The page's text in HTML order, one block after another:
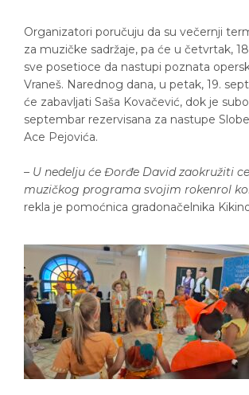
Organizatori poručuju da su večernji
za muzičke sadržaje, pa će u četvrtak,
sve posetioce da nastupi poznata
Vraneš. Narednog dana, u petak, 19.
će zabavljati Saša Kovačević, dok je
septembar rezervisana za nastupe
Ace Pejovića.
– U nedelju će Đorđe David zaokružiti
muzičkog programa svojim rokenrol
rekla je pomoćnica gradonačelnika